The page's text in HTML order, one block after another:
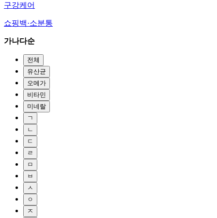
구강케어
쇼핑백·소분통
가나다순
전체
유산균
오메가
비타민
미네랄
ㄱ
ㄴ
ㄷ
ㄹ
ㅁ
ㅂ
ㅅ
ㅇ
ㅈ